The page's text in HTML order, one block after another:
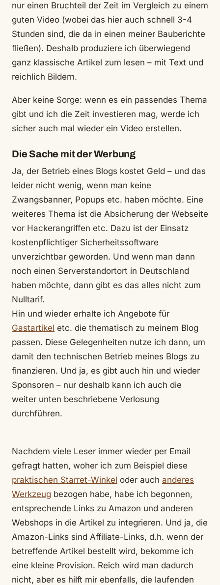
nur einen Bruchteil der Zeit im Vergleich zu einem
guten Video (wobei das hier auch schnell 3-4
Stunden sind, die da in einen meiner Bauberichte
fließen). Deshalb produziere ich überwiegend
ganz klassische Artikel zum lesen – mit Text und
reichlich Bildern.
Aber keine Sorge: wenn es ein passendes Thema
gibt und ich die Zeit investieren mag, werde ich
sicher auch mal wieder ein Video erstellen.
Die Sache mit der Werbung
Ja, der Betrieb eines Blogs kostet Geld – und das
leider nicht wenig, wenn man keine
Zwangsbanner, Popups etc. haben möchte. Eine
weiteres Thema ist die Absicherung der Webseite
vor Hackerangriffen etc. Dazu ist der Einsatz
kostenpflichtiger Sicherheitssoftware
unverzichtbar geworden. Und wenn man dann
noch einen Serverstandortort in Deutschland
haben möchte, dann gibt es das alles nicht zum
Nulltarif.
Hin und wieder erhalte ich Angebote für
Gastartikel etc. die thematisch zu meinem Blog
passen. Diese Gelegenheiten nutze ich dann, um
damit den technischen Betrieb meines Blogs zu
finanzieren. Und ja, es gibt auch hin und wieder
Sponsoren – nur deshalb kann ich auch die
weiter unten beschriebene Verlosung
durchführen.
Nachdem viele Leser immer wieder per Email
gefragt hatten, woher ich zum Beispiel diese
praktischen Starret-Winkel oder auch anderes
Werkzeug bezogen habe, habe ich begonnen,
entsprechende Links zu Amazon und anderen
Webshops in die Artikel zu integrieren. Und ja, die
Amazon-Links sind Affiliate-Links, d.h. wenn der
betreffende Artikel bestellt wird, bekomme ich
eine kleine Provision. Reich wird man dadurch
nicht, aber es hilft mir ebenfalls, die laufenden